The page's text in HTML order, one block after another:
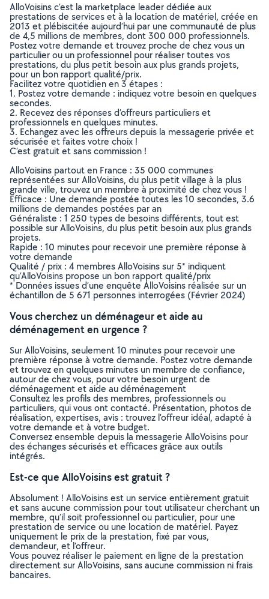
AlloVoisins c’est la marketplace leader dédiée aux
prestations de services et à la location de matériel, créée en
2013 et plébiscitée aujourd’hui par une communauté de plus
de 4,5 millions de membres, dont 300 000 professionnels.
Postez votre demande et trouvez proche de chez vous un
particulier ou un professionnel pour réaliser toutes vos
prestations, du plus petit besoin aux plus grands projets,
pour un bon rapport qualité/prix.
Facilitez votre quotidien en 3 étapes :
1. Postez votre demande : indiquez votre besoin en quelques
secondes.
2. Recevez des réponses d’offreurs particuliers et
professionnels en quelques minutes.
3. Echangez avec les offreurs depuis la messagerie privée et
sécurisée et faites votre choix !
C’est gratuit et sans commission !
AlloVoisins partout en France : 35 000 communes
représentées sur AlloVoisins, du plus petit village à la plus
grande ville, trouvez un membre à proximité de chez vous !
Efficace : Une demande postée toutes les 10 secondes, 3.6
millions de demandes postées par an
Généraliste : 1 250 types de besoins différents, tout est
possible sur AlloVoisins, du plus petit besoin aux plus grands
projets.
Rapide : 10 minutes pour recevoir une première réponse à
votre demande
Qualité / prix : 4 membres AlloVoisins sur 5* indiquent
qu’AlloVoisins propose un bon rapport qualité/prix
* Données issues d’une enquête AlloVoisins réalisée sur un
échantillon de 5 671 personnes interrogées (Février 2024)
Vous cherchez un déménageur et aide au
déménagement en urgence ?
Sur AlloVoisins, seulement 10 minutes pour recevoir une
première réponse à votre demande. Postez votre demande
et trouvez en quelques minutes un membre de confiance,
autour de chez vous, pour votre besoin urgent de
déménagement et aide au déménagement
Consultez les profils des membres, professionnels ou
particuliers, qui vous ont contacté. Présentation, photos de
réalisation, expertises, avis : trouvez l'offreur idéal, adapté à
votre demande et à votre budget.
Conversez ensemble depuis la messagerie AlloVoisins pour
des échanges sécurisés et efficaces grâce aux outils
intégrés.
Est-ce que AlloVoisins est gratuit ?
Absolument ! AlloVoisins est un service entièrement gratuit
et sans aucune commission pour tout utilisateur cherchant un
membre, qu’il soit professionnel ou particulier, pour une
prestation de service ou une location de matériel. Payez
uniquement le prix de la prestation, fixé par vous,
demandeur, et l’offreur.
Vous pouvez réaliser le paiement en ligne de la prestation
directement sur AlloVoisins, sans aucune commission ni frais
bancaires.